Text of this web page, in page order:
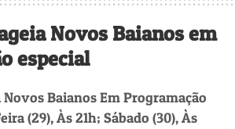
Novos Baianos em
especial
Novos Baianos Em Programação
(29), Às 21h; Sábado (30), Às